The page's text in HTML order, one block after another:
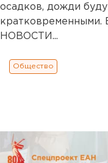
осадков, дожди
НОВОСТИ...
Общество